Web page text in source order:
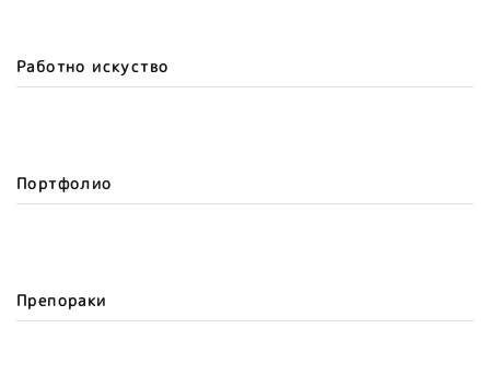
Работно искуство
Портфолио
Препораки